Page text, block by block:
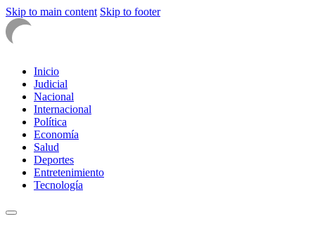
Skip to main content Skip to footer
Inicio
Judicial
Nacional
Internacional
Política
Economía
Salud
Deportes
Entretenimiento
Tecnología